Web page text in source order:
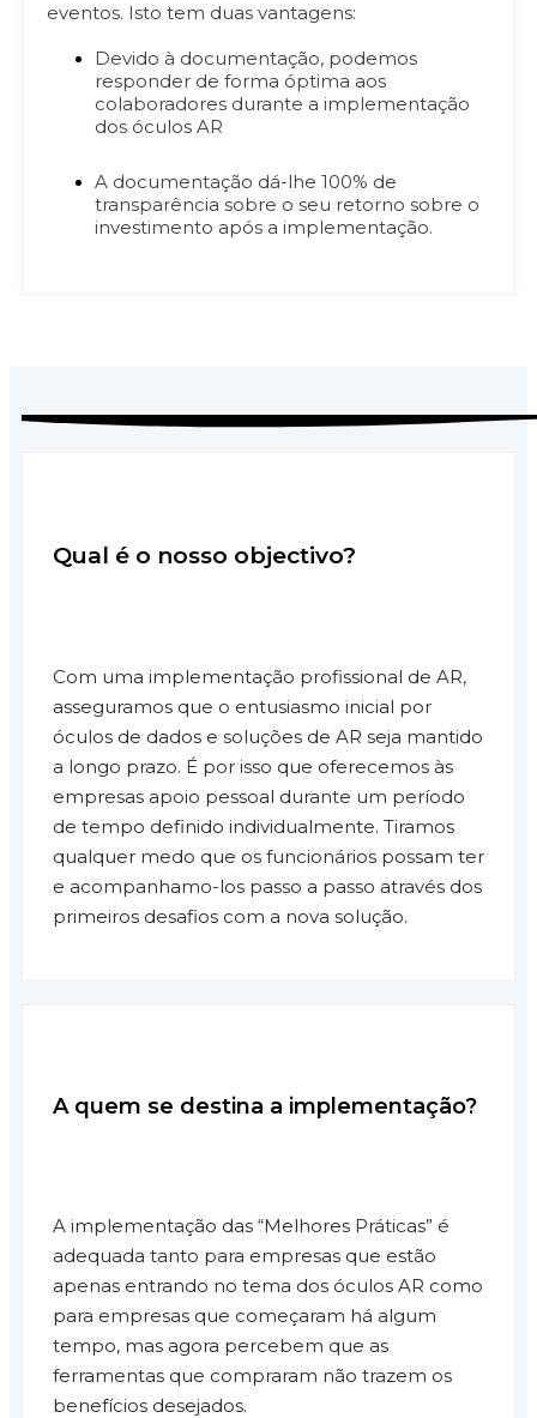
eventos. Isto tem duas vantagens:
Devido à documentação, podemos
responder de forma óptima aos
colaboradores durante a implementação
dos óculos AR
A documentação dá-lhe 100% de
transparência sobre o seu retorno sobre o
investimento após a implementação.
Qual é o nosso objectivo?
Com uma implementação profissional de AR,
asseguramos que o entusiasmo inicial por
óculos de dados e soluções de AR seja mantido
a longo prazo. É por isso que oferecemos às
empresas apoio pessoal durante um período
de tempo definido individualmente. Tiramos
qualquer medo que os funcionários possam ter
e acompanhamo-los passo a passo através dos
primeiros desafios com a nova solução.
A quem se destina a implementação?
A implementação das “Melhores Práticas” é
adequada tanto para empresas que estão
apenas entrando no tema dos óculos AR como
para empresas que começaram há algum
tempo, mas agora percebem que as
ferramentas que compraram não trazem os
benefícios desejados.